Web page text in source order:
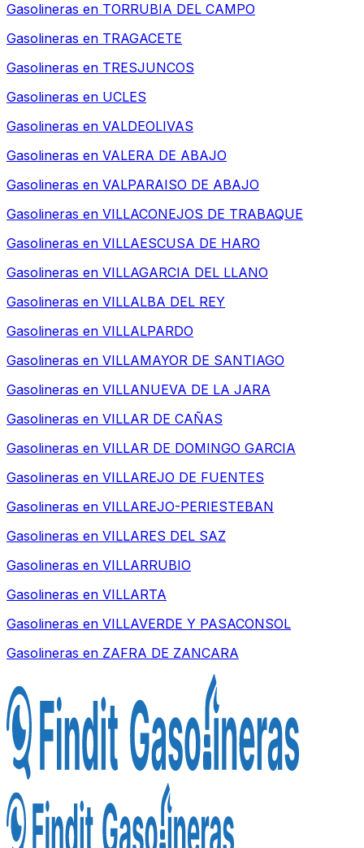
Gasolineras en TORRUBIA DEL CAMPO
Gasolineras en TRAGACETE
Gasolineras en TRESJUNCOS
Gasolineras en UCLES
Gasolineras en VALDEOLIVAS
Gasolineras en VALERA DE ABAJO
Gasolineras en VALPARAISO DE ABAJO
Gasolineras en VILLACONEJOS DE TRABAQUE
Gasolineras en VILLAESCUSA DE HARO
Gasolineras en VILLAGARCIA DEL LLANO
Gasolineras en VILLALBA DEL REY
Gasolineras en VILLALPARDO
Gasolineras en VILLAMAYOR DE SANTIAGO
Gasolineras en VILLANUEVA DE LA JARA
Gasolineras en VILLAR DE CAÑAS
Gasolineras en VILLAR DE DOMINGO GARCIA
Gasolineras en VILLAREJO DE FUENTES
Gasolineras en VILLAREJO-PERIESTEBAN
Gasolineras en VILLARES DEL SAZ
Gasolineras en VILLARRUBIO
Gasolineras en VILLARTA
Gasolineras en VILLAVERDE Y PASACONSOL
Gasolineras en ZAFRA DE ZANCARA